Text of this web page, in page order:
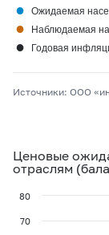
Ценовые
отраслям
● Ожидаемая
● Наблюдаемая
● Годовая
70
80
Источники: ООО